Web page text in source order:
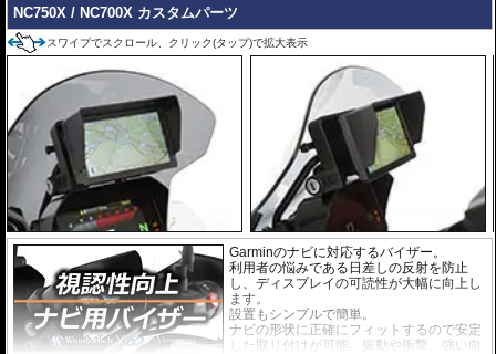
取付キット付属 :
ニングクロス、細かい埃も除去する粘着シート、気泡の混入を防ぎ、きれいに
仕上げるスキージがセットになっています。
またこのフィルムは
多少の気泡なら数時間から２日ほどで自然に気泡が消える
優れもの。満足のいく取付が容易になりました。
シリコーン系粘着材を採用し、画面を痛めることがありません。フィルムを剥
がせば、元通りの状態になります。
NC750X / NC700X カスタムパーツ
スワイプでスクロール、クリック(タップ)で拡大表示
Garminのナビに対応するバイザー。
利用者の悩みである日差しの反射を防止
し、ディスプレイの可読性が大幅に向上し
ます。
設置もシンプルで簡単。
ナビの形状に正確にフィットするので安定
した取り付けが可能。振動や衝撃、強い向